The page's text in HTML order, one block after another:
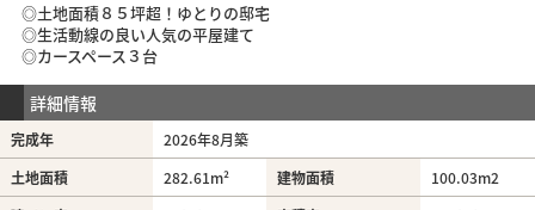
◎土地面積８５坪超！ゆとりの邸宅
◎生活動線の良い人気の平屋建て
◎カースペース３台
詳細情報
完成年
2026年8月築
土地面積
282.61m² 建物面積 100.03m2